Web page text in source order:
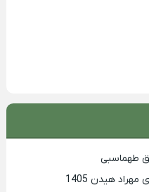
طهماسبی
هیدن 1405